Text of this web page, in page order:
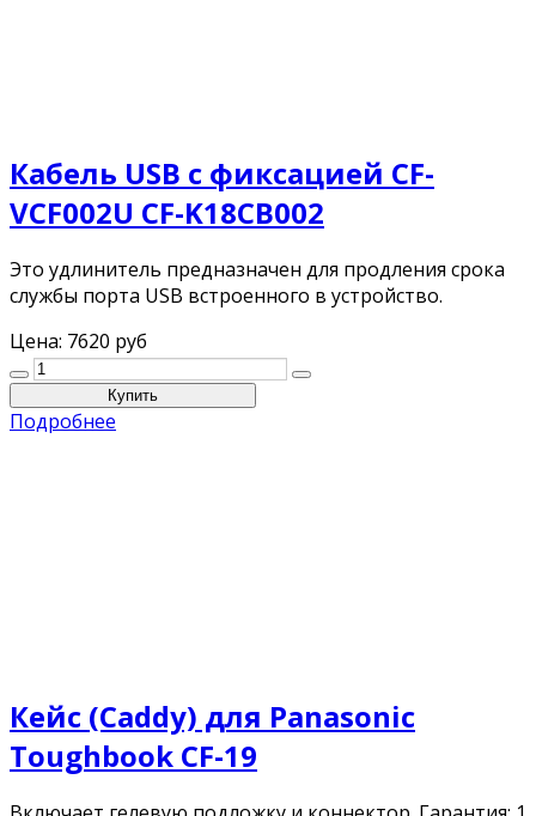
Кабель USB с фиксацией CF-
VCF002U CF-K18CB002
Это удлинитель предназначен для продления срока
службы порта USB встроенного в устройство.
Цена: 7620 руб
Подробнее
Кейс (Caddy) для Panasonic
Toughbook CF-19